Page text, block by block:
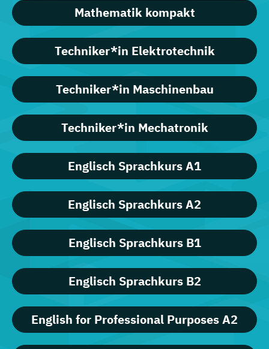
Mathematik kompakt
Techniker*in Elektrotechnik
Techniker*in Maschinenbau
Techniker*in Mechatronik
Englisch Sprachkurs A1
Englisch Sprachkurs A2
Englisch Sprachkurs B1
Englisch Sprachkurs B2
English for Professional Purposes A2